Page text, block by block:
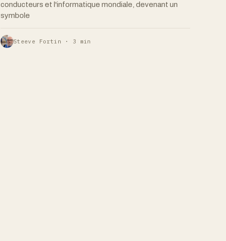
conducteurs et l'informatique mondiale, devenant un
symbole
Steeve Fortin · 3 min